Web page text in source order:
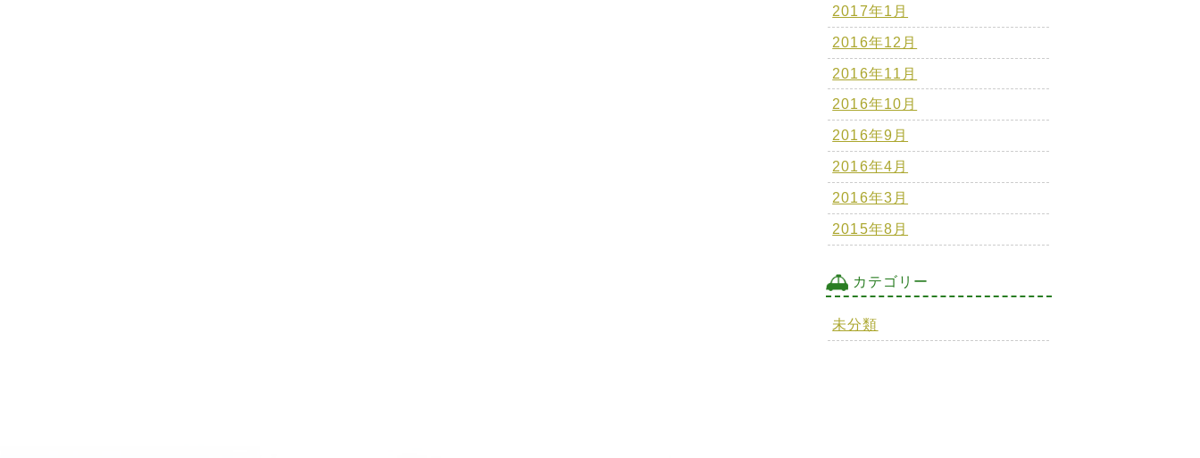
2017年1月
2016年12月
2016年11月
2016年10月
2016年9月
2016年4月
2016年3月
2015年8月
カテゴリー
未分類